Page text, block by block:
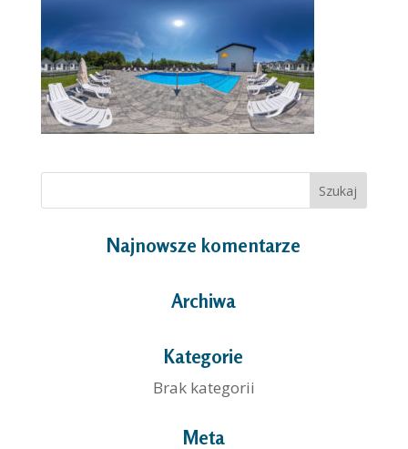
Najnowsze komentarze
Archiwa
Kategorie
Brak kategorii
Meta